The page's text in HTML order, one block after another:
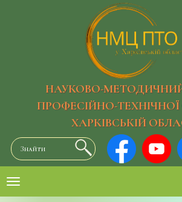
НАУКОВО-
ПРОФЕСІЙНО-ТЕХНІЧНОЇ
ХАРКІВСЬКІЙ